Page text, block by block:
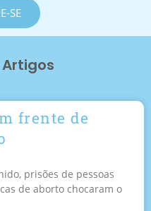
SE
Artigos
frente de
prisões de pessoas
de aborto chocaram o